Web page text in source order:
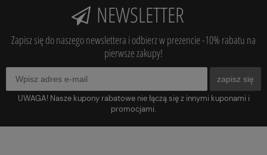
NEWSLETTER
Zapisz się do naszego newslettera i odbierz w prezencie -10% rabatu na
pierwsze zakupy!
zapisz się
UWAGA! Nasze kupony rabatowe nie łączą się z innymi kuponami i
promocjami.